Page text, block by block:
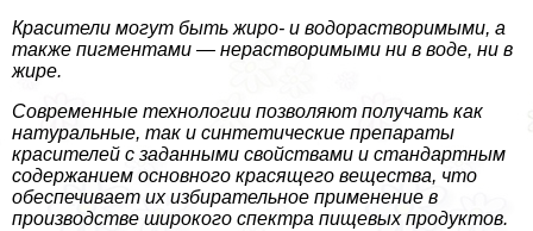
Красители могут быть жиро- и водорастворимыми, а
также пигментами — нерастворимыми ни в воде, ни в
жире.
Современные технологии позволяют получать как
натуральные, так и синтетические препараты
красителей с заданными свойствами и стандартным
содержанием основного красящего вещества, что
обеспечивает их избирательное применение в
производстве широкого спектра пищевых продуктов.